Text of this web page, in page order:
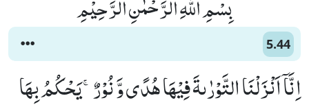
بِسْمِ اللّٰهِ الرَّحْمٰنِ الرَّحِیْمِ
5.44
اِنَّاۤ اَنْزَلْنَا التَّوْرٰىةَ فِیْهَا هُدًى وَّ نُوْرٌۚ-یَحْكُمُ بِهَا